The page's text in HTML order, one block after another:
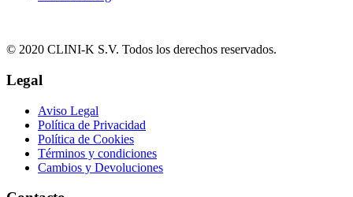
© 2020 CLINI-K S.V. Todos los derechos reservados.
Legal
Aviso Legal
Política de Privacidad
Política de Cookies
Términos y condiciones
Cambios y Devoluciones